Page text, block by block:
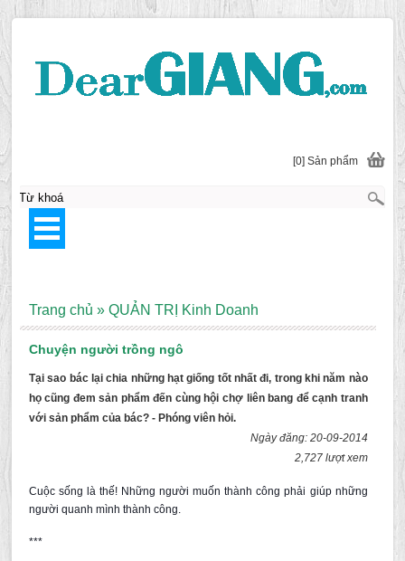
Chuyện người trồng ngô
Tại sao bác lại chia những hạt giống tốt nhất đi, trong khi năm nào
họ cũng đem sản phẩm đến cùng hội chợ liên bang để cạnh tranh
với sản phẩm của bác? - Phóng viên hỏi.
Ngày đăng: 20-09-2014
2,727 lượt xem
Cuộc sống là thế! Những người muốn thành công phải giúp những
người quanh mình thành công.
***
Trang chủ » QUẢN TRỊ Kinh Doanh
[0] Sản phẩm